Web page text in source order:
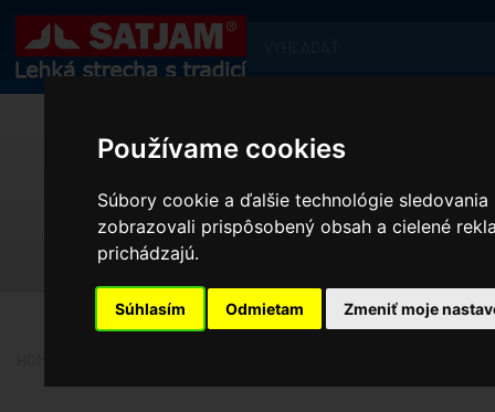
Používame cookies
Súbory cookie a ďalšie technológie
zobrazovali prispôsobený obsah a cielené
prichádzajú.
Súhlasím Odmietam Zmeniť moje